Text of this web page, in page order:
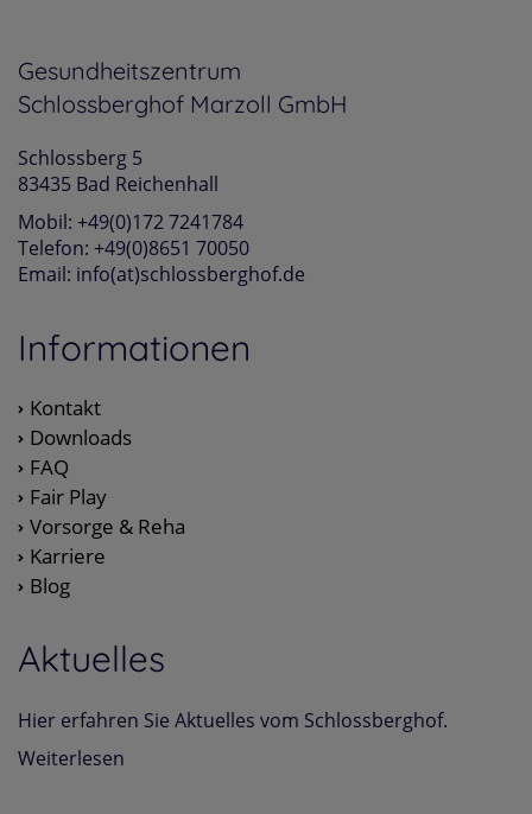
Gesundheitszentrum
Schlossberghof Marzoll GmbH
Schlossberg 5
83435 Bad Reichenhall
Mobil: +49(0)172 7241784
Telefon: +49(0)8651 70050
Email: info(at)schlossberghof.de
Informationen
Kontakt
Downloads
FAQ
Fair Play
Vorsorge & Reha
Karriere
Blog
Aktuelles
Hier erfahren Sie Aktuelles vom Schlossberghof.
Weiterlesen